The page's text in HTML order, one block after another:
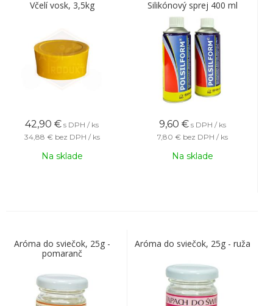
Včelí vosk, 3,5kg
42,90 € s DPH / ks
34,88 € bez DPH / ks
Na sklade
Silikónový sprej 400 ml
9,60 € s DPH / ks
7,80 € bez DPH / ks
Na sklade
Aróma do sviečok, 25g -
pomaranč
Aróma do sviečok, 25g - ruža